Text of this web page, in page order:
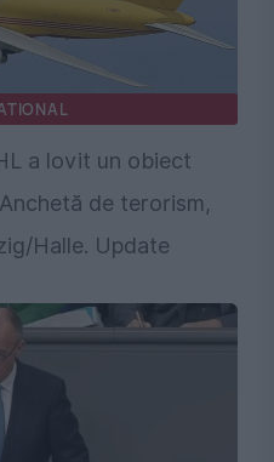
a lovit un obiect
de terorism,
Halle. Update